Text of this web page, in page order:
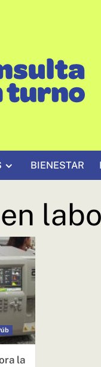
BIENESTAR
la